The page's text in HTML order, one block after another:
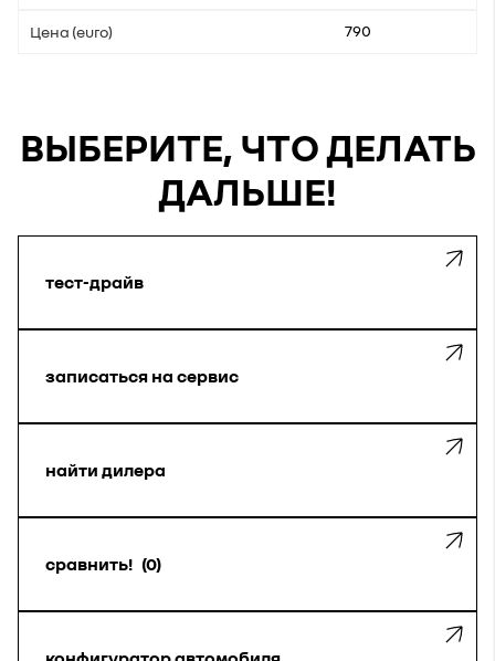
790
ВЫБЕРИТЕ, ЧТО ДЕЛАТЬ
ДАЛЬШЕ!
тест-драйв
записаться на сервис
найти дилера
сравнить! 0